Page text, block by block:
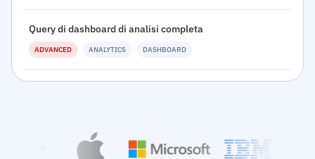
Query di dashboard di analisi completa
ADVANCED ANALYTICS DASHBOARD